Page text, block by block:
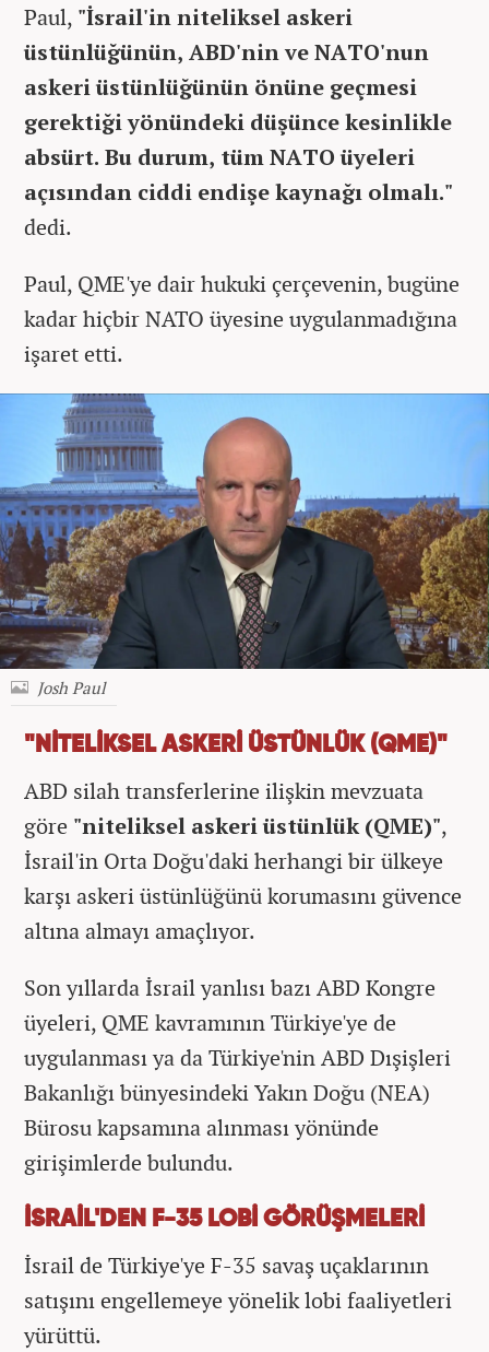
Paul, "İsrail'in niteliksel askeri
üstünlüğünün, ABD'nin ve NATO'nun
askeri üstünlüğünün önüne geçmesi
gerektiği yönündeki düşünce kesinlikle
absürt. Bu durum, tüm NATO üyeleri
açısından ciddi endişe kaynağı olmalı."
dedi.
Paul, QME'ye dair hukuki çerçevenin, bugüne
kadar hiçbir NATO üyesine uygulanmadığına
işaret etti.
Josh Paul
"NİTELİKSEL ASKERİ ÜSTÜNLÜK (QME)"
ABD silah transferlerine ilişkin mevzuata
göre "niteliksel askeri üstünlük (QME)",
İsrail'in Orta Doğu'daki herhangi bir ülkeye
karşı askeri üstünlüğünü korumasını güvence
altına almayı amaçlıyor.
Son yıllarda İsrail yanlısı bazı ABD Kongre
üyeleri, QME kavramının Türkiye'ye de
uygulanması ya da Türkiye'nin ABD Dışişleri
Bakanlığı bünyesindeki Yakın Doğu (NEA)
Bürosu kapsamına alınması yönünde
girişimlerde bulundu.
İSRAİL'DEN F-35 LOBİ GÖRÜŞMELERİ
İsrail de Türkiye'ye F-35 savaş uçaklarının
satışını engellemeye yönelik lobi faaliyetleri
yürüttü.